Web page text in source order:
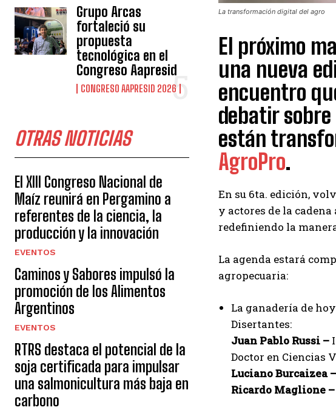
Grupo Arcas
fortaleció su
propuesta
tecnológica en el
Congreso Aapresid
CONGRESO AAPRESID 2026
OTRAS NOTICIAS
El XIII Congreso Nacional de
Maíz reunirá en Pergamino a
referentes de la ciencia, la
producción y la innovación
EVENTOS
Caminos y Sabores impulsó la
promoción de los Alimentos
Argentinos
EVENTOS
RTRS destaca el potencial de la
soja certificada para impulsar
una salmonicultura más baja en
carbono
La transformación digital del agro
El próximo
una nueva
encuentro
debatir
están
AgroPro.
En su 6ta. edición,
y actores de la
redefiniendo la
La agenda estará
agropecuaria:
La ganadería de
Disertantes:
Juan Pablo Russi –
Doctor en Ciencias
Luciano Burcaizea –
Ricardo Maglione –